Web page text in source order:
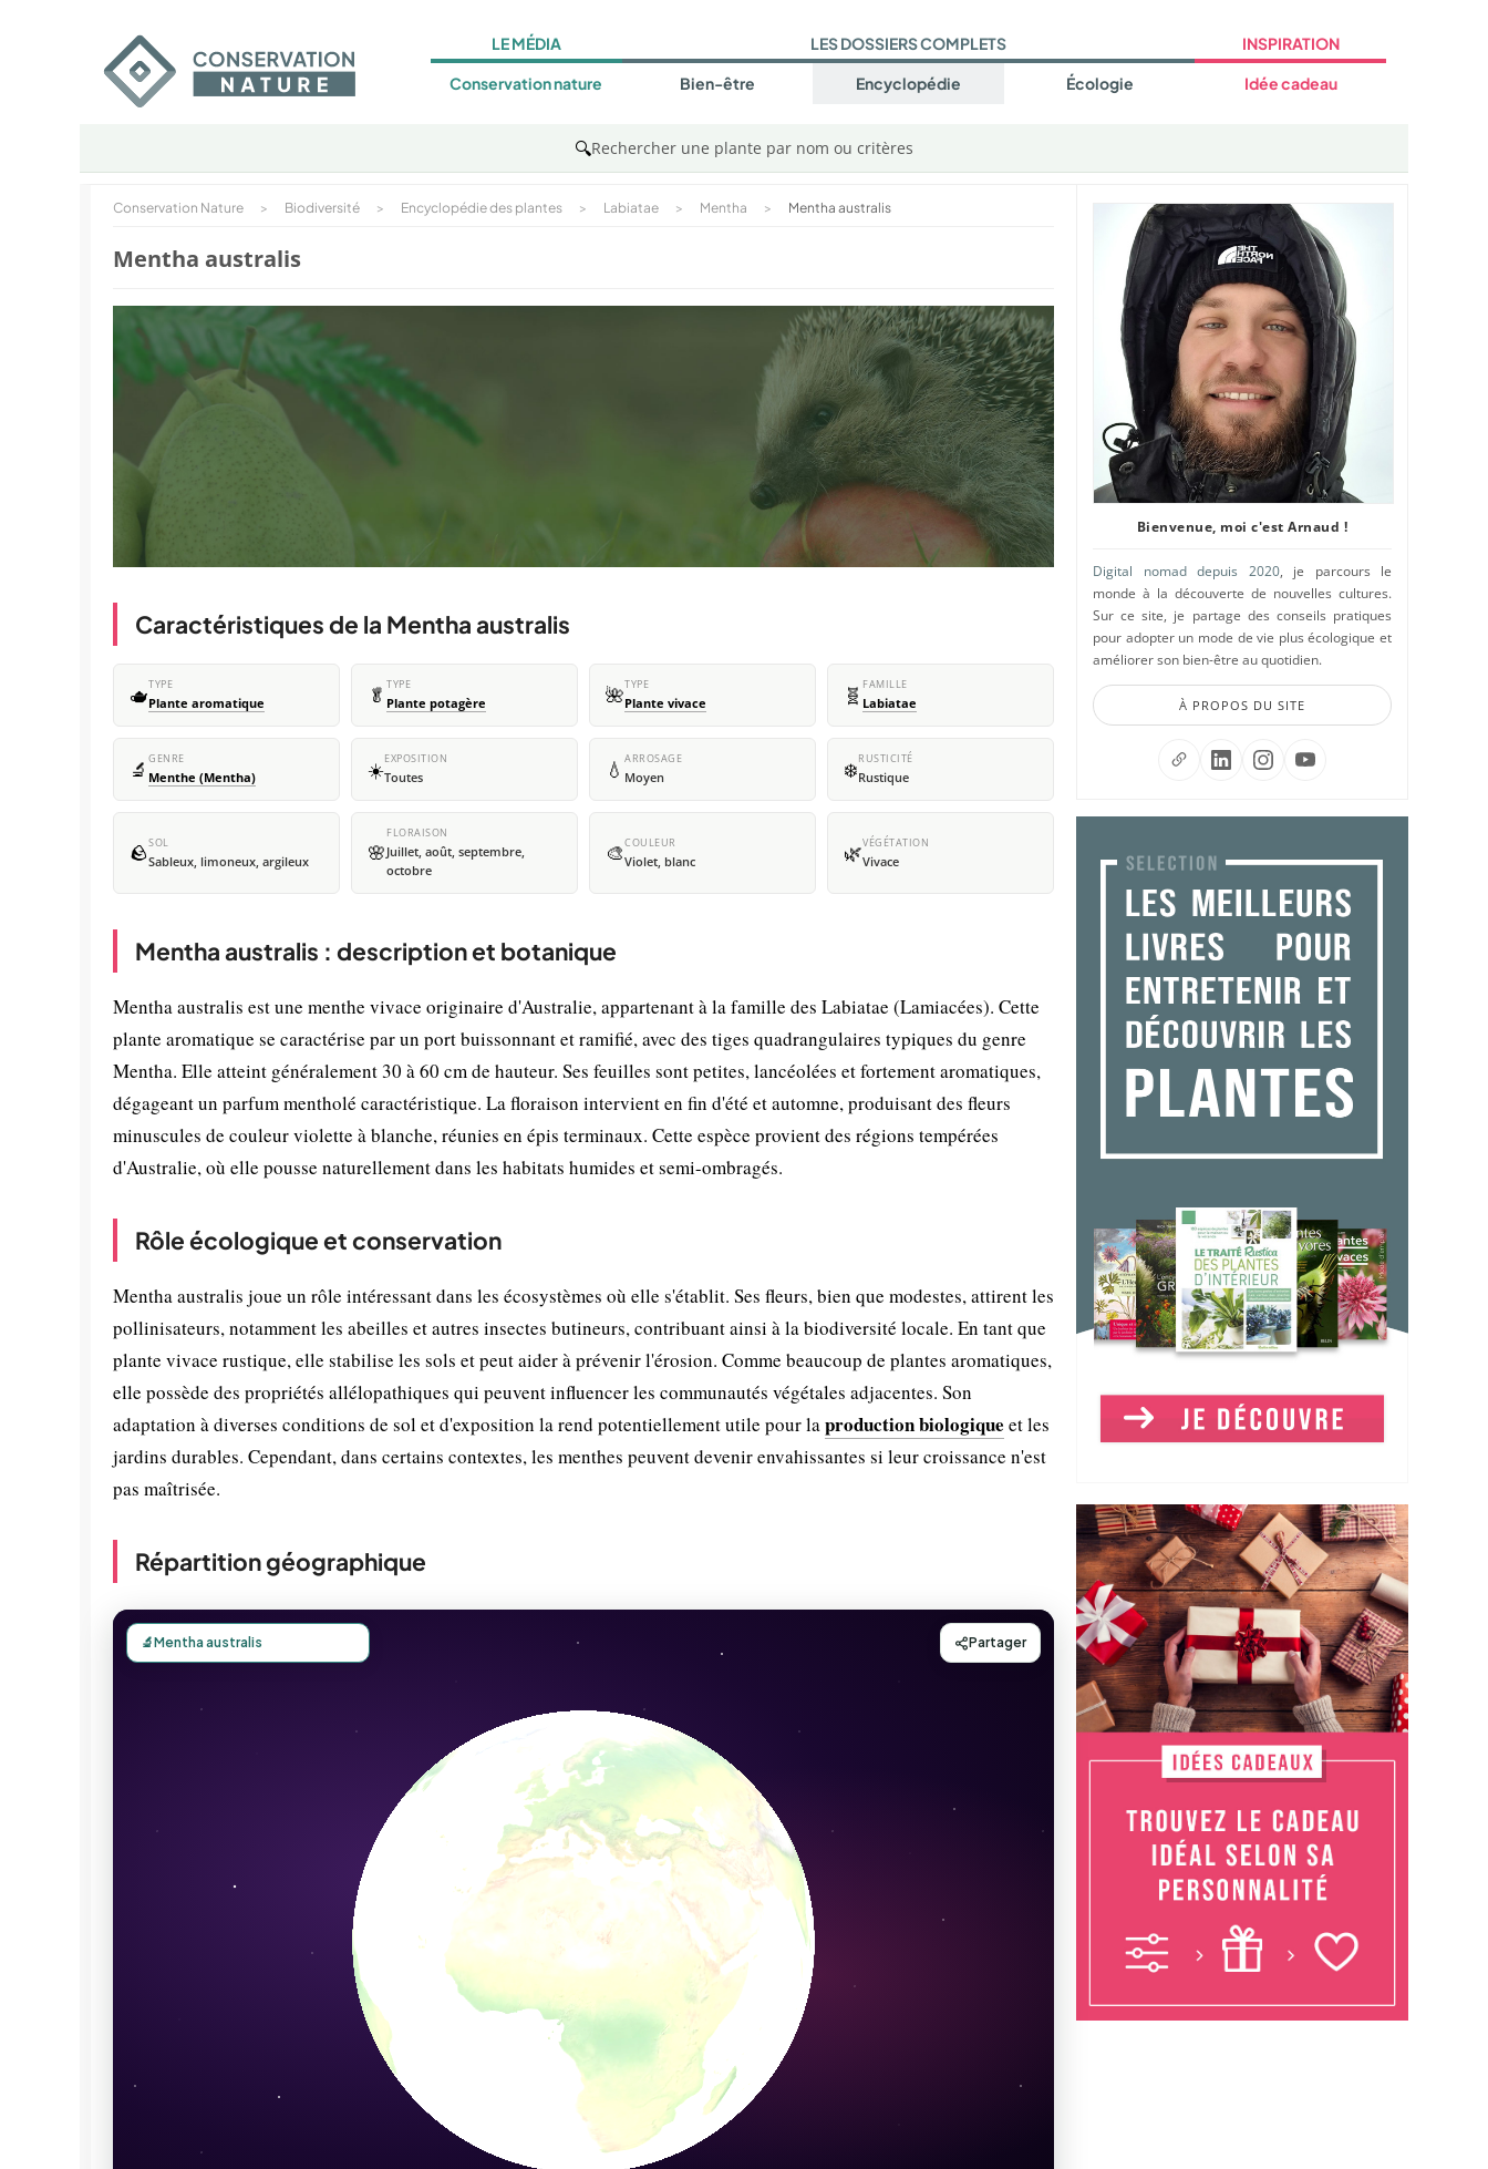
LE MÉDIA
Conservation nature
LES DOSSIERS COMPLETS
Bien-être Encyclopédie Écologie
INSPIRATION
Idée cadeau
🔍Rechercher une plante par nom ou critères
Conservation Nature > Biodiversité > Encyclopédie des plantes > Labiatae > Mentha > Mentha australis
Mentha australis
Caractéristiques de la Mentha australis
🫖TYPE
Plante aromatique 🥬 TYPE
Plante potagère 🌺TYPE
Plante vivace 🧬 FAMILLE
Labiatae
🔬 GENRE
Menthe (Mentha) ☀️EXPOSITION
Toutes 💧 ARROSAGE
Moyen ❄️RUSTICITÉ
Rustique
🪨SOL
Sableux, limoneux, argileux 🌸
FLORAISON
Juillet, août, septembre,
octobre
🎨COULEUR
Violet, blanc 🌿VÉGÉTATION
Vivace
Mentha australis : description et botanique
Mentha australis est une menthe vivace originaire d'Australie, appartenant à la famille des Labiatae (Lamiacées). Cette
plante aromatique se caractérise par un port buissonnant et ramifié, avec des tiges quadrangulaires typiques du genre
Mentha. Elle atteint généralement 30 à 60 cm de hauteur. Ses feuilles sont petites, lancéolées et fortement aromatiques,
dégageant un parfum mentholé caractéristique. La floraison intervient en fin d'été et automne, produisant des fleurs
minuscules de couleur violette à blanche, réunies en épis terminaux. Cette espèce provient des régions tempérées
d'Australie, où elle pousse naturellement dans les habitats humides et semi-ombragés.
Rôle écologique et conservation
Mentha australis joue un rôle intéressant dans les écosystèmes où elle s'établit. Ses fleurs, bien que modestes, attirent les
pollinisateurs, notamment les abeilles et autres insectes butineurs, contribuant ainsi à la biodiversité locale. En tant que
plante vivace rustique, elle stabilise les sols et peut aider à prévenir l'érosion. Comme beaucoup de plantes aromatiques,
elle possède des propriétés allélopathiques qui peuvent influencer les communautés végétales adjacentes. Son
adaptation à diverses conditions de sol et d'exposition la rend potentiellement utile pour laproduction biologique et les
jardins durables. Cependant, dans certains contextes, les menthes peuvent devenir envahissantes si leur croissance n'est
pas maîtrisée.
Répartition géographique
Bienvenue, moi c'est Arnaud !
Digital nomad depuis 2020, je parcours le
monde à la découverte de nouvelles cultures.
Sur ce site, je partage des conseils pratiques
pour adopter un mode de vie plus écologique et
améliorer son bien-être au quotidien.
À PROPOS DU SITE